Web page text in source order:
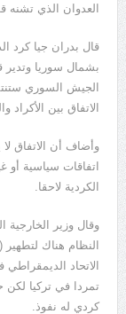
العدوان الذي تشنه
قال بدران جيا كرد
بشمال سوريا وتدير
الجيش السوري
الاتفاق بين الأكراد
وأضاف أن الاتفاق
اتفاقات سياسية أو
الكردية لاحقا.
وقال وزير الخارجية
النظام هناك
الاتحاد
تمردا في تركيا
كردي له نفوذ.